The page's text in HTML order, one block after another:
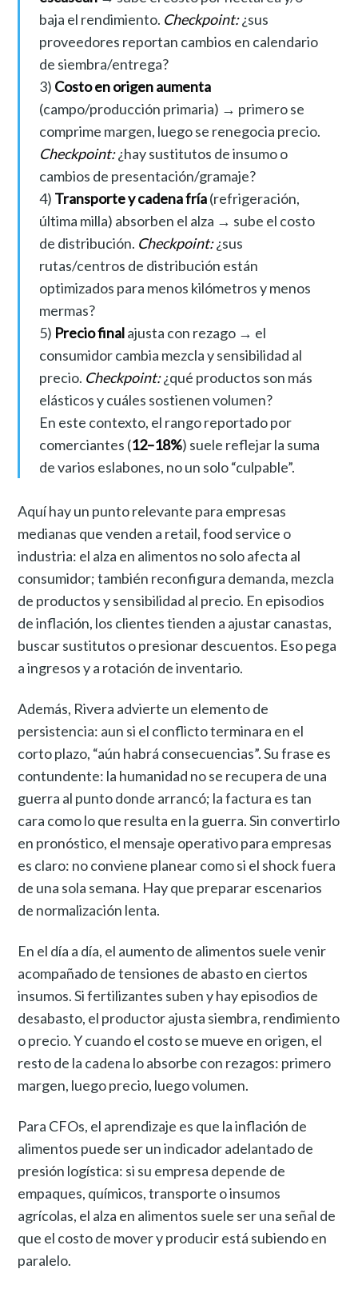
baja el rendimiento. Checkpoint:¿sus
proveedores reportan cambios en calendario
de siembra/entrega?
3) Costo en origen aumenta
(campo/producción primaria) → primero se
comprime margen, luego se renegocia precio.
Checkpoint:¿hay sustitutos de insumo o
cambios de presentación/gramaje?
4) Transporte y cadena fría(refrigeración,
última milla) absorben el alza → sube el costo
de distribución. Checkpoint:¿sus
rutas/centros de distribución están
optimizados para menos kilómetros y menos
mermas?
5) Precio finalajusta con rezago → el
consumidor cambia mezcla y sensibilidad al
precio. Checkpoint:¿qué productos son más
elásticos y cuáles sostienen volumen?
En este contexto, el rango reportado por
comerciantes (12–18%) suele reflejar la suma
de varios eslabones, no un solo “culpable”.
Aquí hay un punto relevante para empresas
medianas que venden a retail, food service o
industria: el alza en alimentos no solo afecta al
consumidor; también reconfigura demanda, mezcla
de productos y sensibilidad al precio. En episodios
de inflación, los clientes tienden a ajustar canastas,
buscar sustitutos o presionar descuentos. Eso pega
a ingresos y a rotación de inventario.
Además, Rivera advierte un elemento de
persistencia: aun si el conflicto terminara en el
corto plazo, “aún habrá consecuencias”. Su frase es
contundente: la humanidad no se recupera de una
guerra al punto donde arrancó; la factura es tan
cara como lo que resulta en la guerra. Sin convertirlo
en pronóstico, el mensaje operativo para empresas
es claro: no conviene planear como si el shock fuera
de una sola semana. Hay que preparar escenarios
de normalización lenta.
En el día a día, el aumento de alimentos suele venir
acompañado de tensiones de abasto en ciertos
insumos. Si fertilizantes suben y hay episodios de
desabasto, el productor ajusta siembra, rendimiento
o precio. Y cuando el costo se mueve en origen, el
resto de la cadena lo absorbe con rezagos: primero
margen, luego precio, luego volumen.
Para CFOs, el aprendizaje es que la inflación de
alimentos puede ser un indicador adelantado de
presión logística: si su empresa depende de
empaques, químicos, transporte o insumos
agrícolas, el alza en alimentos suele ser una señal de
que el costo de mover y producir está subiendo en
paralelo.